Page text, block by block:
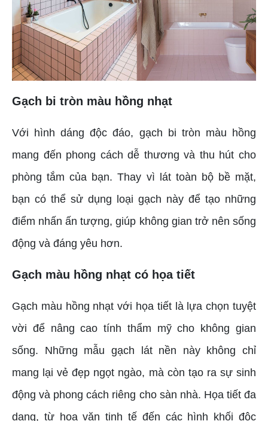
Gạch bi tròn màu hồng nhạt
Với hình dáng độc đáo, gạch bi tròn màu hồng
mang đến phong cách dễ thương và thu hút cho
phòng tắm của bạn. Thay vì lát toàn bộ bề mặt,
bạn có thể sử dụng loại gạch này để tạo những
điểm nhấn ấn tượng, giúp không gian trở nên sống
động và đáng yêu hơn.
Gạch màu hồng nhạt có họa tiết
Gạch màu hồng nhạt với họa tiết là lựa chọn tuyệt
vời để nâng cao tính thẩm mỹ cho không gian
sống. Những mẫu gạch lát nền này không chỉ
mang lại vẻ đẹp ngọt ngào, mà còn tạo ra sự sinh
động và phong cách riêng cho sàn nhà. Họa tiết đa
dạng, từ hoa văn tinh tế đến các hình khối độc